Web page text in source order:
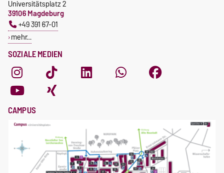
SOZIALE MEDIEN
Universitätsplatz 2
39106 Magdeburg
+49 391 67-01
mehr…
CAMPUS